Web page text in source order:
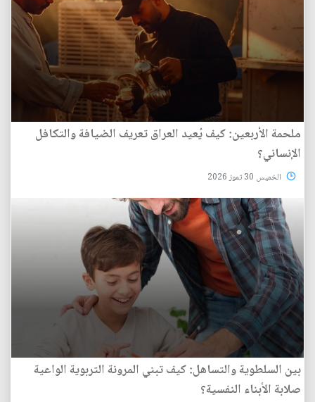
ملحمة الأربعين: كيف يُعيد العراق تعريف الضيافة والتكافل
الإنساني؟
الخميس 30 تموز 2026
بين السلطوية والتساهل: كيف تبني المرونة التربوية الواعية
صلابة الأبناء النفسية؟